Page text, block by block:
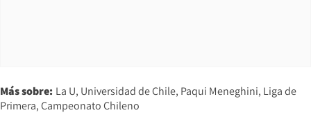
Más sobre: La U Universidad de Chile Paqui Meneghini Liga de
Primera Campeonato Chileno